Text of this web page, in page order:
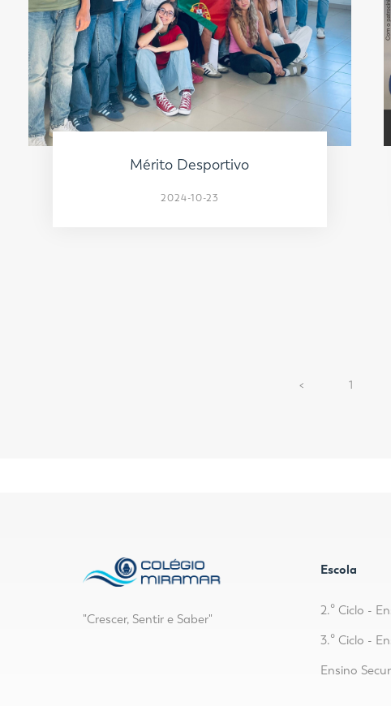
Mérito Desportivo
2024-10-23
< 1
"Crescer, Sentir e Saber"
Escola
2.º Ciclo -
3.º Ciclo -
Ensino